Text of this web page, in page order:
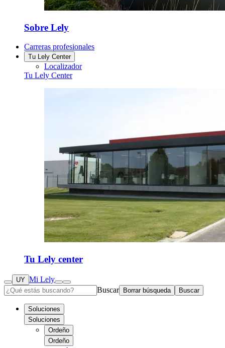
Sobre Lely
Carreras profesionales
Tu Lely Center
Localizador
Tu Lely Center
Tu Lely center
UY Mi Lely
Buscar
Borrar búsqueda Buscar
Soluciones
Soluciones
Ordeño
Ordeño